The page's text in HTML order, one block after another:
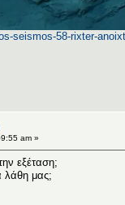
seismos-58-rixter-
am »
εξέταση;
λάθη μας;